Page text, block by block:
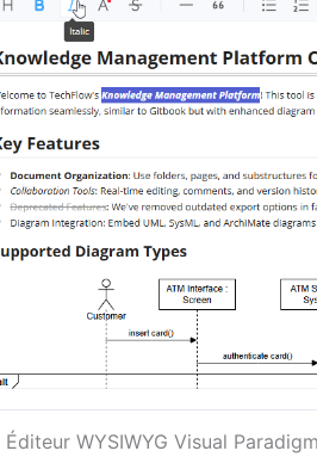
Éditeur WYSIWYG Visual